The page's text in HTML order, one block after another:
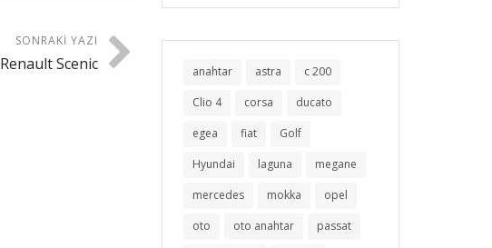
SONRAKI YAZI
Renault Scenic anahtar astra
c 200
Clio 4
corsa
ducato
egea
fiat
Golf
Hyundai
laguna
megane
mercedes
mokka
opel
oto
oto anahtar
passat